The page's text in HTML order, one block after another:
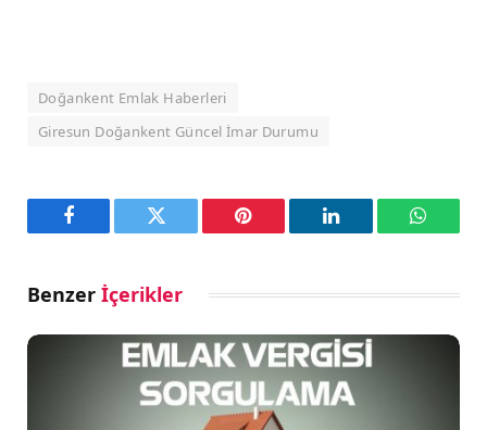
Doğankent Emlak Haberleri
Giresun Doğankent Güncel İmar Durumu
Facebook Twitter Pinterest LinkedIn
Benzer İçerikler